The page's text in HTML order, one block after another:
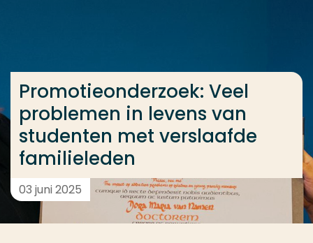
Promotieonderzoek: Veel
problemen in levens van
studenten met verslaafde
familieleden
03 juni 2025
Veel gezocht
Opleiding
Contact